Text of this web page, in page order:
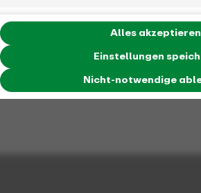
Einstellungen
Nicht-notwendige
Alles akzeptieren